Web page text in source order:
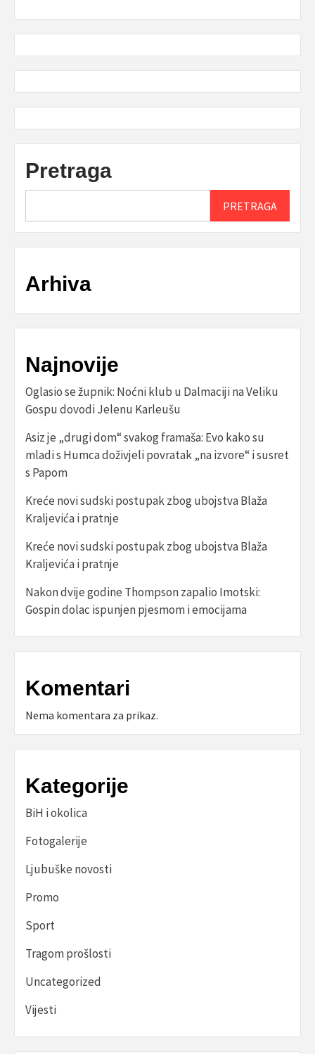
Pretraga
PRETRAGA
Arhiva
Najnovije
Oglasio se župnik: Noćni klub u Dalmaciji na Veliku
Gospu dovodi Jelenu Karleušu
Asiz je „drugi dom“ svakog framaša: Evo kako su
mladi s Humca doživjeli povratak „na izvore“ i susret
s Papom
Kreće novi sudski postupak zbog ubojstva Blaža
Kraljevića i pratnje
Kreće novi sudski postupak zbog ubojstva Blaža
Kraljevića i pratnje
Nakon dvije godine Thompson zapalio Imotski:
Gospin dolac ispunjen pjesmom i emocijama
Komentari
Nema komentara za prikaz.
Kategorije
BiH i okolica
Fotogalerije
Ljubuške novosti
Promo
Sport
Tragom prošlosti
Uncategorized
Vijesti